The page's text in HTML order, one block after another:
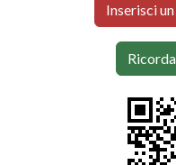
Inserisci